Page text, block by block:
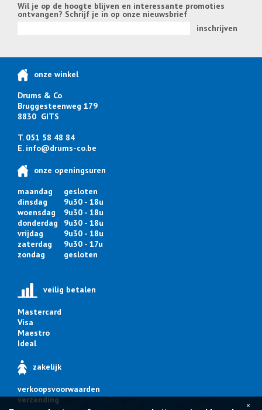
Wil je op de hoogte blijven en interessante promoties
ontvangen? Schrijf je in op onze nieuwsbrief
inschrijven
onze winkel
Drums & Co
Bruggesteenweg 179
8830 GITS
T. 051 58 48 84
E. info@drums-co.be
onze openingsuren
maandag
gesloten
dinsdag
9u30 - 18u
woensdag
9u30 - 18u
donderdag
9u30 - 18u
vrijdag
9u30 - 18u
zaterdag
9u30 - 17u
zondag
gesloten
veilig betalen
Mastercard
Visa
Maestro
Ideal
zakelijk
verkoopsvoorwaarden
verzending
×